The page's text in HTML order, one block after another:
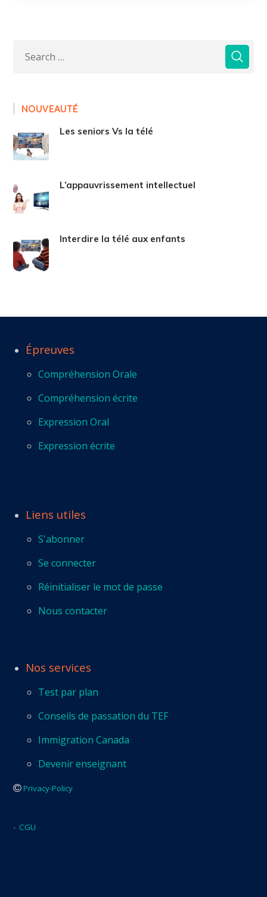
NOUVEAUTÉ
Les seniors Vs la télé
L’appauvrissement intellectuel
Interdire la télé aux enfants
Épreuves
Compréhension Orale
Compréhension écrite
Expression Oral
Expression écrite
Liens utiles
S'abonner
Se connecter
Réinitialiser le mot de passe
Nous contacter
Nos services
Test par plan
Conseils de passation du TEF
Immigration Canada
Devenir enseignant
Privacy-Policy
- CGU